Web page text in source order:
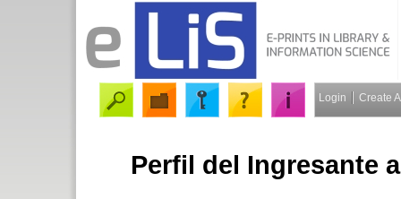
Login Create
Perfil del Ingresante